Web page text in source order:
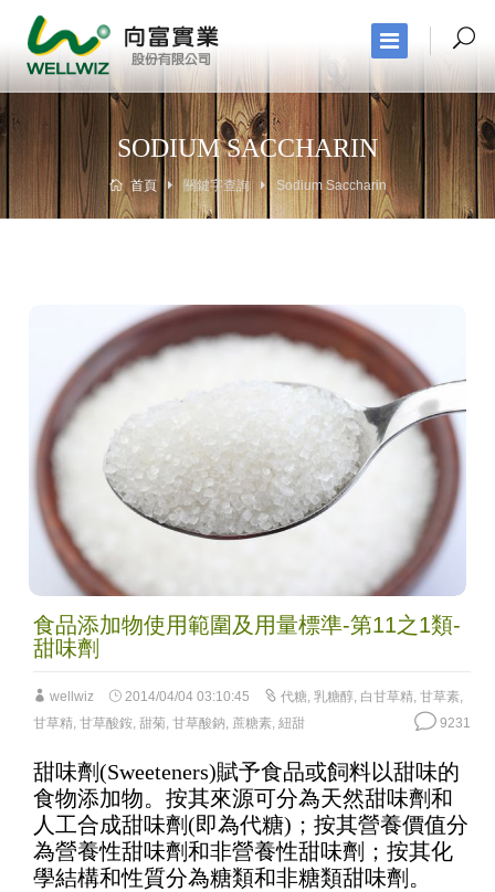
SODIUM SACCHARIN
首頁 關鍵字查詢 Sodium Saccharin
食品添加物使用範圍及用量標準-第11之1類-
甜味劑
wellwiz 2014/04/04 03:10:45 代糖, 乳糖醇, 白甘草精, 甘草素,
甘草精, 甘草酸銨, 甜菊, 甘草酸鈉, 蔗糖素, 紐甜 9231
甜味劑(Sweeteners)賦予食品或飼料以甜味的
食物添加物。按其來源可分為天然甜味劑和
人工合成甜味劑(即為代糖)；按其營養價值分
為營養性甜味劑和非營養性甜味劑；按其化
學結構和性質分為糖類和非糖類甜味劑。